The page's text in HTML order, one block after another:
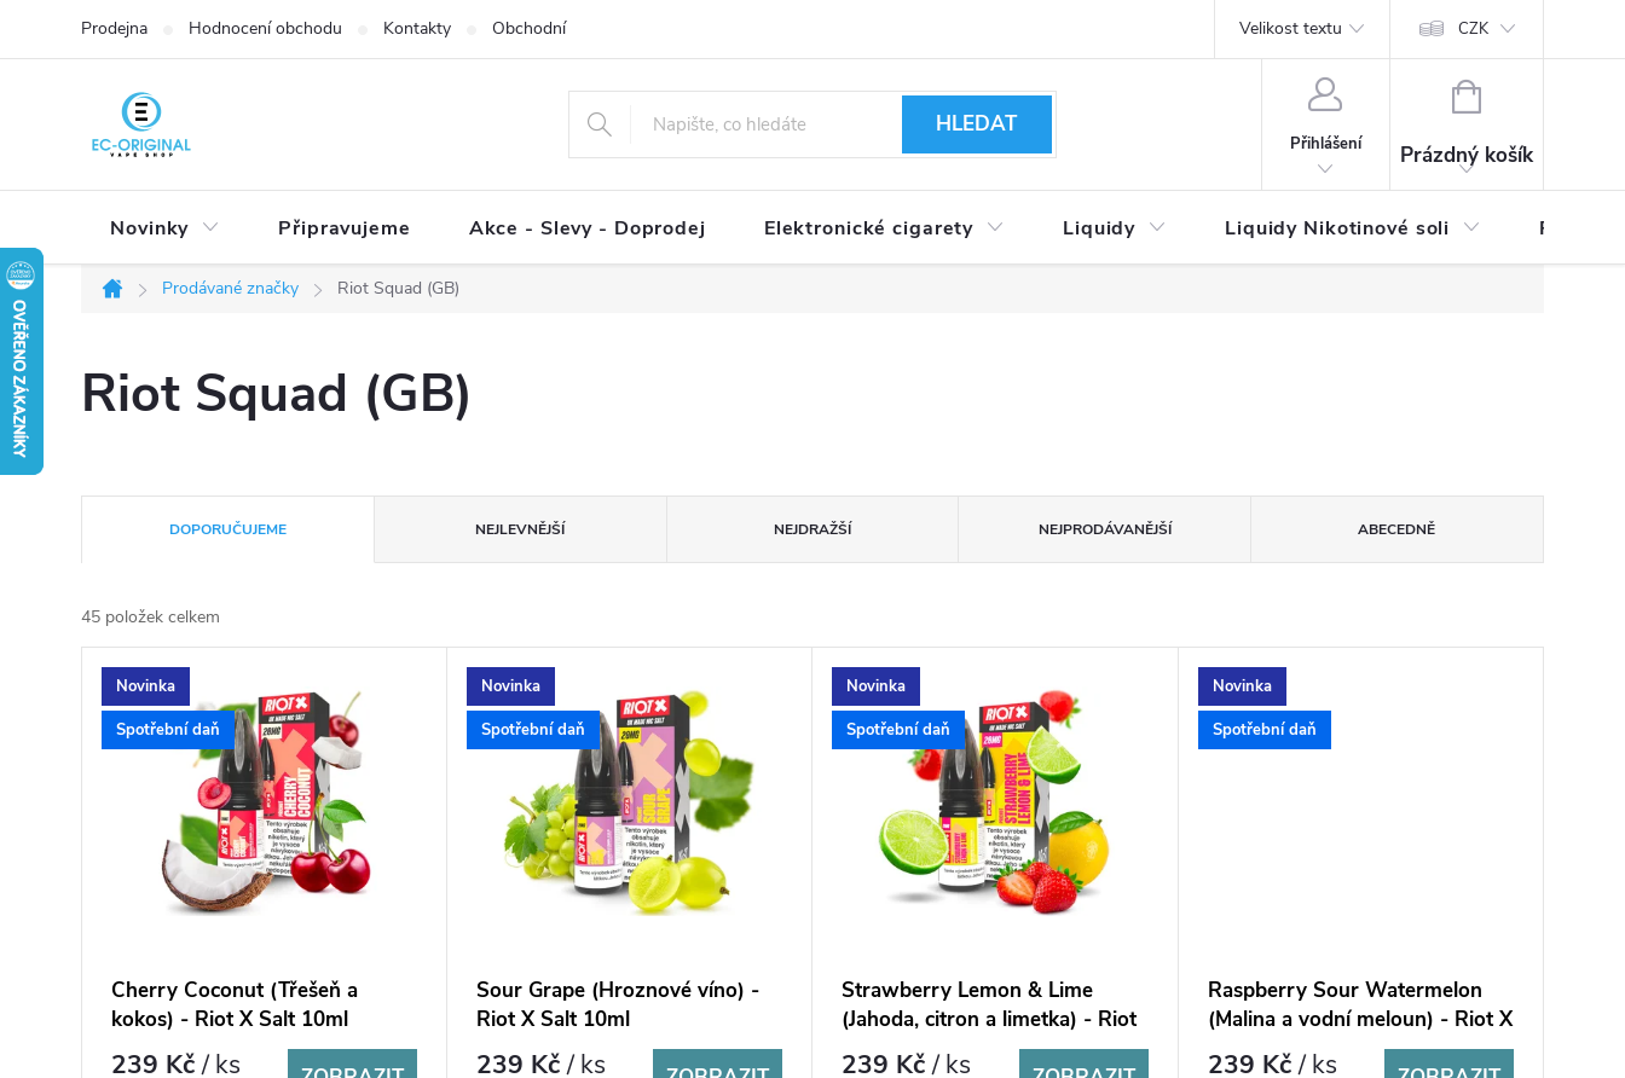
Prodejna Hodnocení obchodu Kontakty Obchodní podmínky Reklamační řád Vrácení zboží a reklamace
Velikost textu CZK
HLEDAT
Přihlášení
NÁKUPNÍ
Prázdný košík
Novinky Připravujeme Akce - Slevy - Doprodej Elektronické cigarety Liquidy Liquidy Nikotinové soli
Domů
Prodávané značky Riot Squad (GB)
Riot Squad (GB)
e
n
DOPORUČUJEME NEJLEVNĚJŠÍ NEJDRAŽŠÍ NEJPRODÁVANĚJŠÍ ABECEDNĚ
45 položek celkem
Novinka
Spotřební daň
Cherry Coconut (Třešeň a
kokos) - Riot X Salt 10ml
239 Kč/ ks
Novinka
Spotřební daň
Sour Grape (Hroznové víno) -
Riot X Salt 10ml
239 Kč/ ks
Novinka
Spotřební daň
Strawberry Lemon & Lime
(Jahoda, citron a limetka) - Riot
X Salt 10ml
239 Kč/ ks
Novinka
Spotřební daň
Raspberry Sour Watermelon
(Malina a vodní meloun) - Riot X
Salt 10ml
239 Kč / ks